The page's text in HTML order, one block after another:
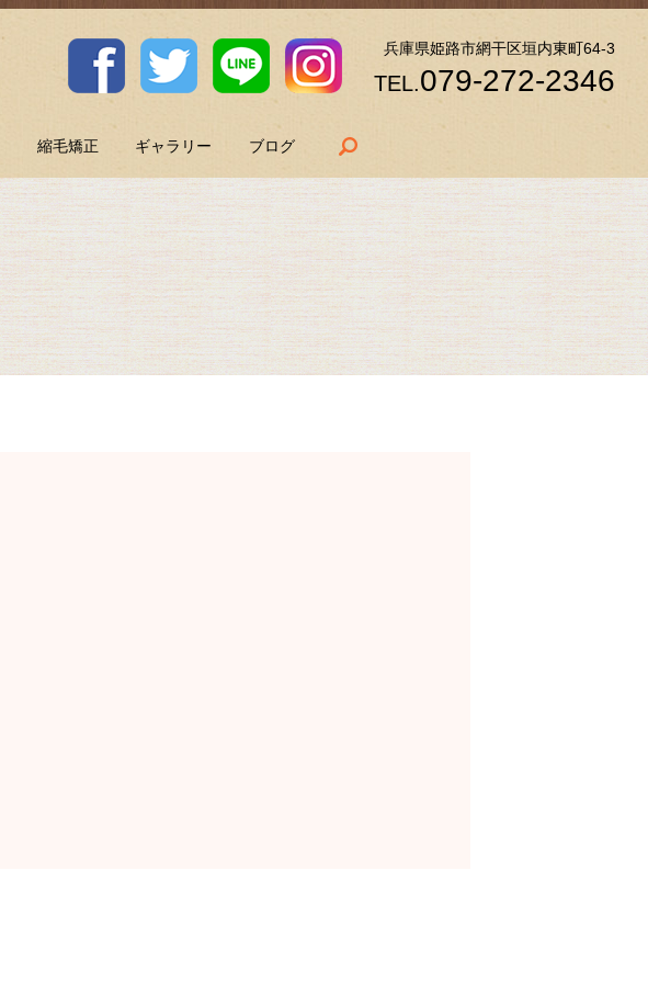
兵庫県姫路市網干区垣内東町64-3
TEL.079-272-2346
縮毛矯正 ギャラリー ブログ